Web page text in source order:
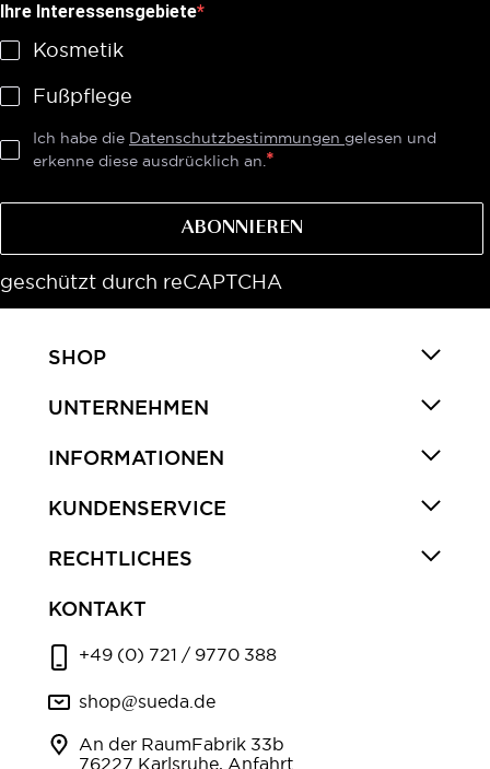
Ihre Interessensgebiete
Kosmetik
Fußpflege
Ich habe die Datenschutzbestimmungen gelesen und
erkenne diese ausdrücklich an.
ABONNIEREN
geschützt durch reCAPTCHA
SHOP
UNTERNEHMEN
INFORMATIONEN
KUNDENSERVICE
RECHTLICHES
KONTAKT
+49 (0) 721 / 9770 388
shop@sueda.de
An der RaumFabrik 33b
76227 Karlsruhe, Anfahrt